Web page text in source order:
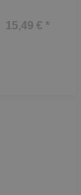
15,49 € *